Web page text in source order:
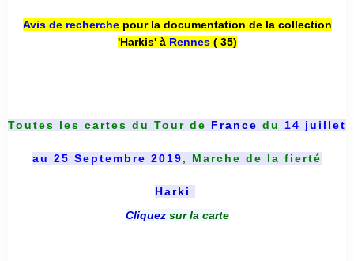
Avis de recherche pour la documentation de la collection
'Harkis' à Rennes( 35)
Toutes les cartes du Tour de France du 14 juillet
au 25 Septembre 2019, Marche de la fierté
Harki
Cliquez sur la carte